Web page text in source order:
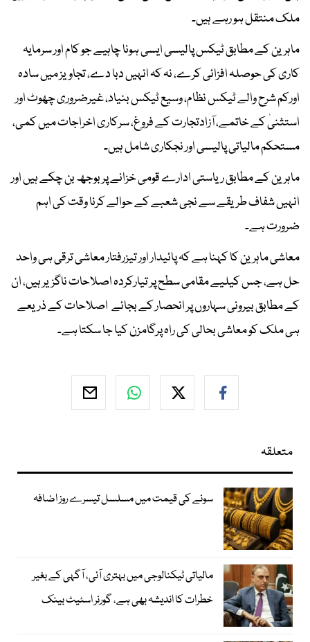
ملک منتقل ہو رہے ہیں۔
ماہرین کے مطابق ٹیکس پالیسی ایسی ہونا چاہیے جو کام اور سرمایہ
کاری کی حوصلہ افزائی کرے، نہ کہ انہیں دبا دے، تجاویز میں سادہ
اورکم شرح والے ٹیکس نظام، وسیع ٹیکس بنیاد، غیرضروری چھوٹ اور
استثنیٰ کے خاتمے، آزادتجارت کے فروغ، سرکاری اخراجات میں کمی،
مستحکم مالیاتی پالیسی اور نجکاری شامل ہیں۔
ماہرین کے مطابق ریاستی ادارے قومی خزانے پر بوجھ بن چکے ہیں اور
انہیں شفاف طریقے سے نجی شعبے کے حوالے کرنا وقت کی اہم
ضرورت ہے۔
معاشی ماہرین کا کہنا ہے کہ پائیدار اور تیزرفتار معاشی ترقی ہی واحد
حل ہے، جس کیلیے مقامی سطح پر تیارکردہ اصلاحات ناگزیر ہیں، ان
کے مطابق بیرونی سہاروں پر انحصار کے بجائے اصلاحات کے ذریعے
ہی ملک کو معاشی بحالی کی راہ پرگامزن کیا جا سکتا ہے۔
متعلقہ
سونے کی قیمت میں مسلسل تیسرے روز اضافہ
مالیاتی ٹیکنالوجی میں بہتری آئی، آگہی کے بغیر
خطرات کا اندیشہ بھی ہے، گورنر اسٹیٹ بینک